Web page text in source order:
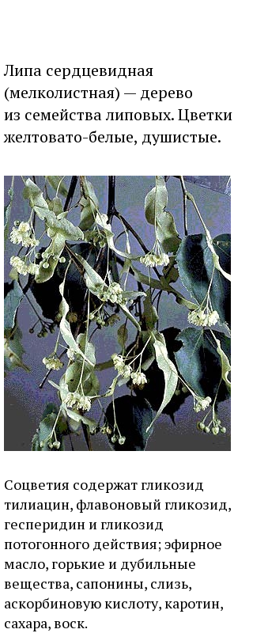
Липа сердцевидная
(мелколистная) — дерево
из семейства липовых. Цветки
желтовато-белые, душистые.
Соцветия содержат гликозид
тилиацин, флавоновый гликозид,
гесперидин и гликозид
потогонного действия; эфирное
масло, горькие и дубильные
вещества, сапонины, слизь,
аскорбиновую кислоту, каротин,
сахара, воск.